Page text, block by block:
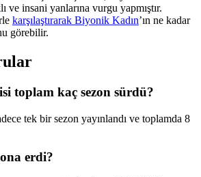
ve insani yanlarına vurgu yapmıştır.
karşılaştırarak Biyonik Kadın’ın ne kadar
görebilir.
toplam kaç sezon sürdü?
tek bir sezon yayınlandı ve toplamda 8
erdi?